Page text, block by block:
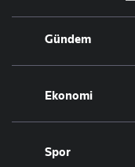
Gündem
Eğitim
Ekonomi
Altın
Spor